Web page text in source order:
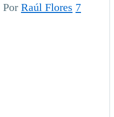
Por Raúl Flores 7